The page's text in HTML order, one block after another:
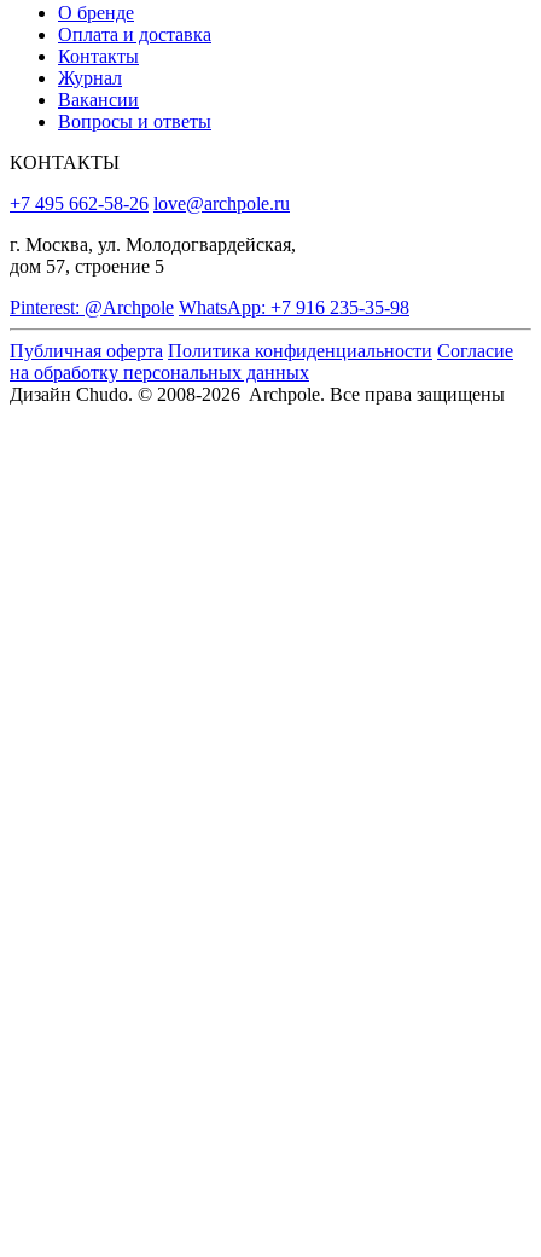
О бренде
Оплата и доставка
Контакты
Журнал
Вакансии
Вопросы и ответы
КОНТАКТЫ
+7 495 662-58-26 love@archpole.ru
г. Москва, ул. Молодогвардейская,
дом 57, строение 5
Pinterest: @Archpole WhatsApp: +7 916 235-35-98
Публичная оферта Политика конфиденциальности Согласие
на обработку персональных данных
Дизайн Chudo. © 2008-2026 Archpole. Все права защищены